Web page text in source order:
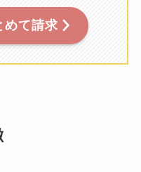
めて請求